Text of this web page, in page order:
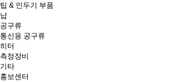
팁 & 인두기 부품
납
공구류
통신용 공구류
히터
측정장비
기타
홍보센터